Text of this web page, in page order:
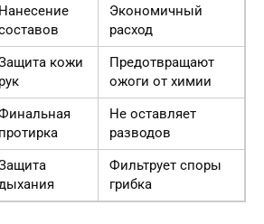
Нанесение
Экономичный
расход
кожи
рук
Предотвращают
ожоги от химии
протирка
Не оставляет
разводов
Фильтрует споры
грибка